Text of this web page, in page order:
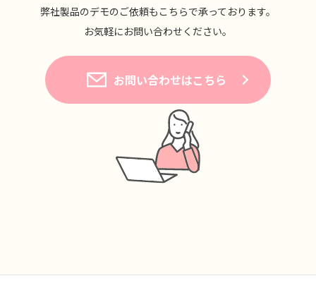
弊社製品のデモのご依頼もこちらで承っております。
お気軽にお問い合わせください。
お問い合わせはこちら